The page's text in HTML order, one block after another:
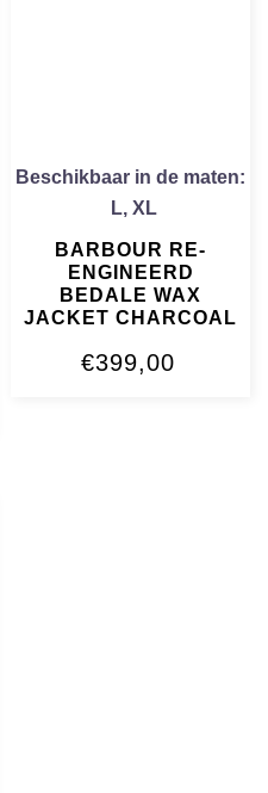
Beschikbaar in de maten:
L, XL
BARBOUR RE-
ENGINEERD
BEDALE WAX
JACKET CHARCOAL
€399,00